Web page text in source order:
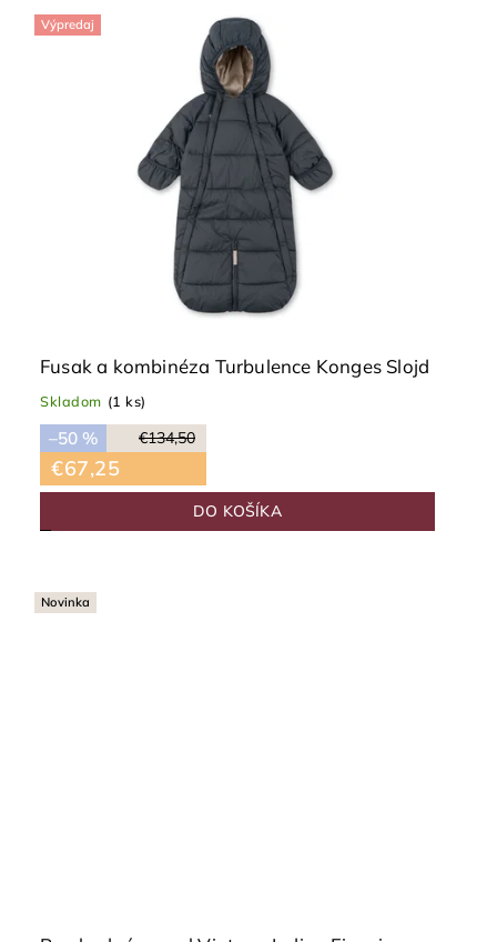
Výpredaj
Fusak a kombinéza Turbulence Konges Slojd
Skladom (1 ks)
€134,50
–50 %
€67,25
DO KOŠÍKA
Novinka